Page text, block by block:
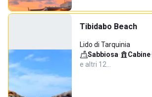
Tibidabo Beach
Lido di Tarquinia
Sabbiosa· Cabine·
e altri 12…